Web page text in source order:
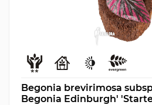
Begonia brevirimosa
Begonia Edinburgh'